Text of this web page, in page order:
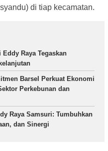
di tiap kecamatan.
Raya Tegaskan
Barsel Perkuat Ekonomi
Perkebunan dan
Raya Samsuri: Tumbuhkan
dan Sinergi